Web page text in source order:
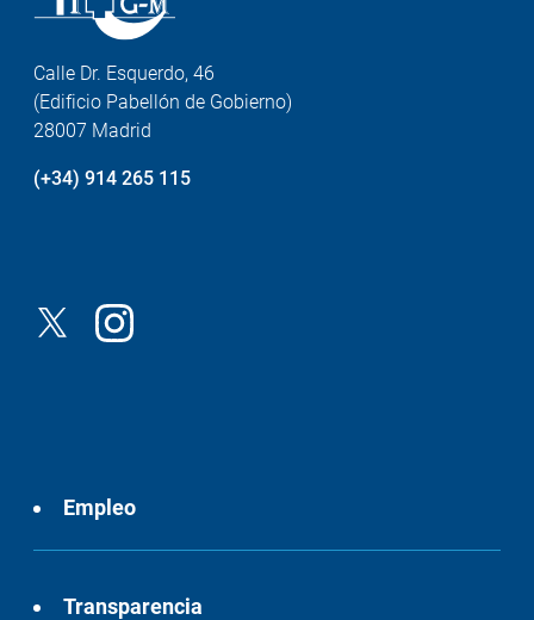
Calle Dr. Esquerdo, 46
(Edificio Pabellón de Gobierno)
28007 Madrid
(+34) 914 265 115
Empleo
Transparencia